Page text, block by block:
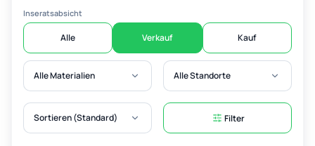
Inseratsabsicht
Alle Verkauf Kauf
Alle Materialien Alle Standorte
Sortieren (Standard) Filter